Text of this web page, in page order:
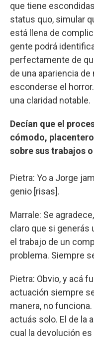
que tiene
status quo, simular
está llena de
gente podrá
perfectamente de
de una apariencia
esconderse el
una claridad notable.
Decían que el
cómodo,
sobre sus trabajos
Pietra: Yo a Jorge
genio [risas].
Marrale: Se
claro que si generás
el trabajo de un
problema. Siempre
Pietra: Obvio, y acá
actuación siempre
manera, no
actuás solo. El de la
cual la devolución